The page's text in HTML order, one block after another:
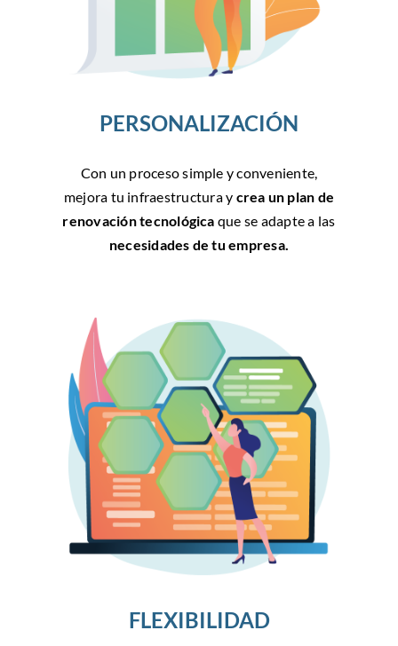
PERSONALIZACIÓN
Con un proceso simple y conveniente,
mejora tu infraestructura y crea un plan de
renovación tecnológica que se adapte a las
necesidades de tu empresa.
FLEXIBILIDAD